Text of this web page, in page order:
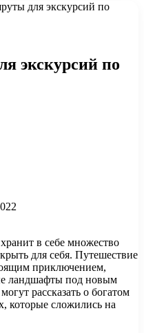
для экскурсий по
экскурсий по
в себе множество
для себя. Путешествие
приключением,
ландшафты под новым
рассказать о богатом
которые сложились на